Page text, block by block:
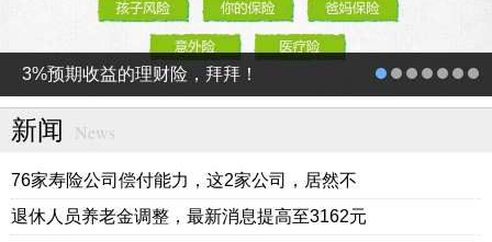
3%预期收益的理财险，拜拜！
新闻 News
76家寿险公司偿付能力，这2家公司，居然不
退休人员养老金调整，最新消息提高至3162元